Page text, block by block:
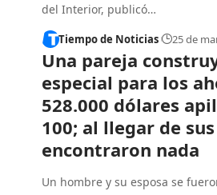
del Interior, publicó…
Tiempo de Noticias 25 de
Una pareja
especial para los
528.000 dólares
100; al llegar de
encontraron nada
Un hombre y su esposa se